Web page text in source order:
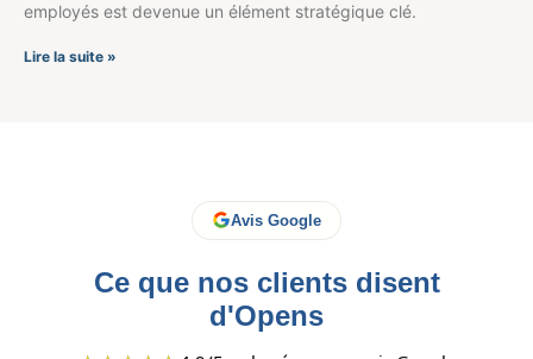
employés est devenue un élément stratégique clé.
Lire la suite »
Avis Google
Ce que nos clients disent
d'Opens